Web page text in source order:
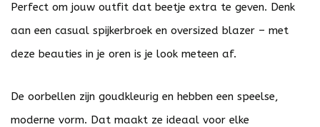
Perfect om jouw outfit dat beetje extra te geven. Denk
aan een casual spijkerbroek en oversized blazer – met
deze beauties in je oren is je look meteen af.
De oorbellen zijn goudkleurig en hebben een speelse,
moderne vorm. Dat maakt ze ideaal voor elke